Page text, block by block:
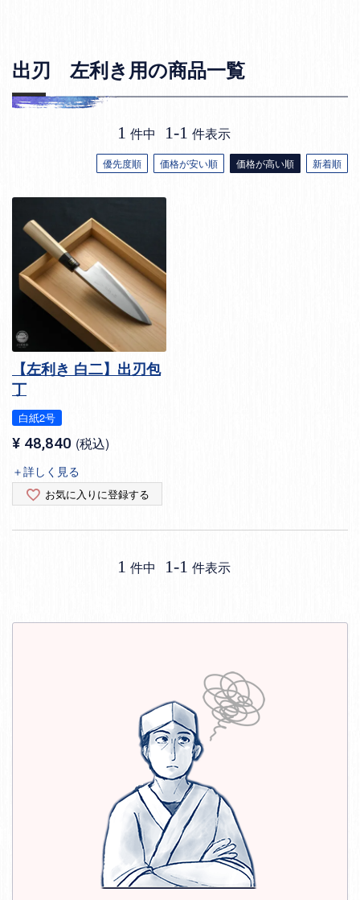
出刃 左利き用の商品一覧
優先度順 価格が安い順 価格が高い順 新着順
1 件中 1-1 件表示
【左利き 白二】出刃包
丁
白紙2号
¥ 48,840 税込
＋詳しく見る
お気に入りに登録する
1 件中 1-1 件表示